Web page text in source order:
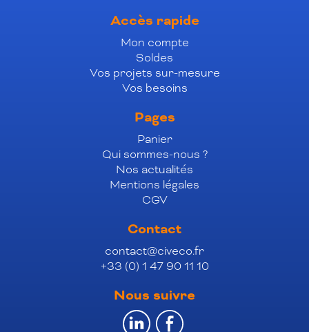
Accès rapide
Mon compte
Soldes
Vos projets sur-mesure
Vos besoins
Pages
Panier
Qui sommes-nous ?
Nos actualités
Mentions légales
CGV
Contact
contact@civeco.fr
+33 (0) 1 47 90 11 10
Nous suivre